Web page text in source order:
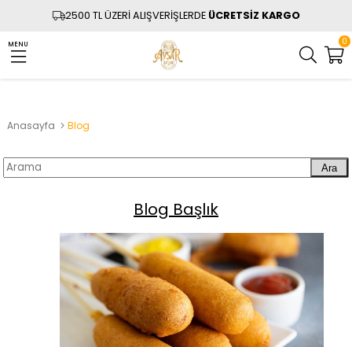
MENU
2500 TL ÜZERİ ALIŞVERİŞLERDE ÜCRETSİZ KARGO
0
Anasayfa Blog
Ara
Blog Başlık